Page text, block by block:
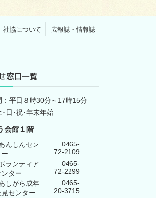
社協について 広報誌・情報誌
窓口一覧
：平日８時30分～17時15分
･日･祝･年末年始
会館１階
んしんセン
ー
0465-
72-2109
ランティア
ンター
0465-
72-2299
しがら成年
見センター
0465-
20-3715